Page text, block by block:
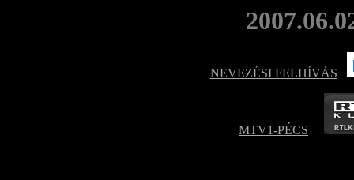
NEVEZÉSI FELHÍVÁS
MTV1-PÉCS